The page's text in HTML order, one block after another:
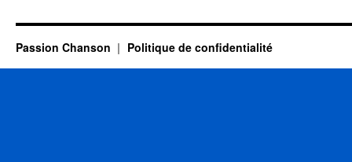
Passion Chanson Politique de confidentialité